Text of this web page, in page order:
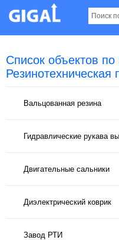
Список объектов по
Резинотехническая
Вальцованная резина
Гидравлические рукава
Двигательные сальники
Диэлектрический коврик
Завод РТИ